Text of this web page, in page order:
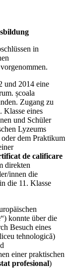
in
und 2014 eine
școala
Zugang zu
Klasse eines
und Schüler
Lyzeums
dem Praktikum
de calificare
direkten
innen die
die 11. Klasse
“) konnte über die
Besuch eines
tehnologică)
einer praktischen
profesional)